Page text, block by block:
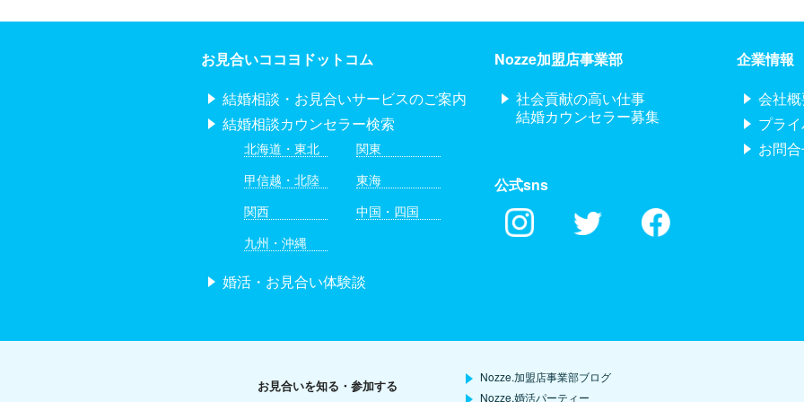
お見合いココヨドットコム
結婚相談・お見合いサービスのご案内
結婚相談カウンセラー検索
北海道・東北
関東
甲信越・北陸
東海
関西
中国・四国
九州・沖縄
婚活・お見合い体験談
Nozze加盟店事業部
社会貢献の高い仕事
結婚カウンセラー募集
公式sns
企業情報
会社
プラ
お問
お見合いを知る・参加する
Nozze.加盟店事業部ブログ
Nozze.婚活パーティー